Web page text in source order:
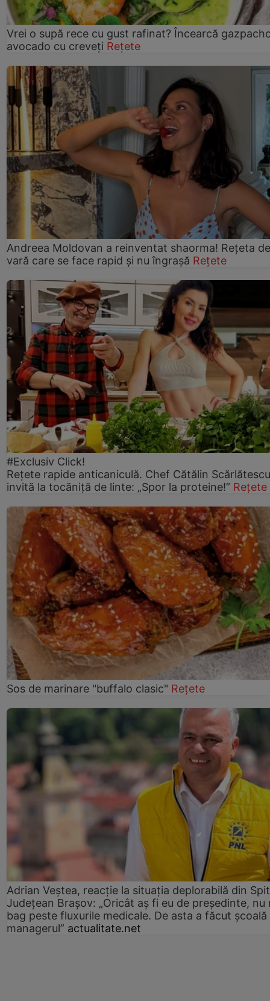
Vrei o supă rece cu gust rafinat? Încearcă
avocado cu creveți Rețete
Andreea Moldovan a reinventat shaorma! Rețeta de
vară care se face rapid și nu îngrașă Rețete
#Exclusiv Click!
Rețete rapide anticaniculă. Chef Cătălin
invită la tocăniță de linte: „Spor la proteine!” Rețete
Sos de marinare "buffalo clasic" Rețete
Adrian Veștea, reacție la situația deplorabilă din
Județean Brașov: „Oricât aș fi eu de președinte, nu
bag peste fluxurile medicale. De asta a făcut școală
managerul” actualitate.net